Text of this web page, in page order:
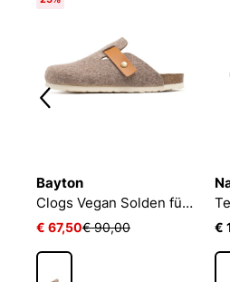
Bayton
Clogs Vegan Solden für Herren
€ 67,50€ 90,00 €